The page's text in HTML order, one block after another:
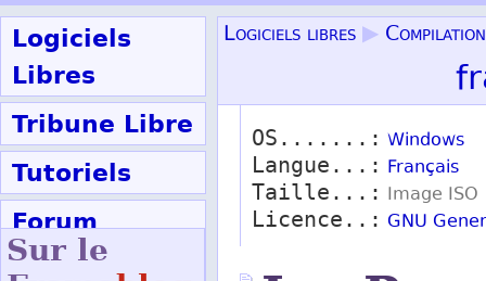
Logiciels
Libres
Tribune Libre
Tutoriels
Forum
Participer
Logiciels libres ▶ Compilation
OS.......: Windows
Langue...: Français
Taille...: Image ISO
Licence..: GNU
Sur le